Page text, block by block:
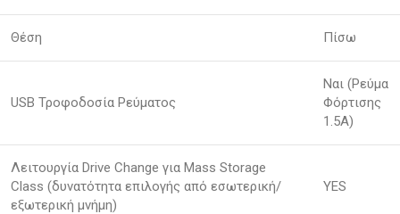
Θέση Πίσω
USB Τροφοδοσία Ρεύματος
Ναι (Ρεύμα
Φόρτισης
1.5A)
Λειτουργία Drive Change για Mass Storage
Class (δυνατότητα επιλογής από εσωτερική/
εξωτερική μνήμη)
YES